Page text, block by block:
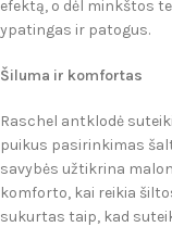
efektą, o dėl minkštos
ypatingas ir patogus.
Šiluma ir komfortas
Raschel antklodė
puikus pasirinkimas
savybės užtikrina
komforto, kai reikia
sukurtas taip, kad